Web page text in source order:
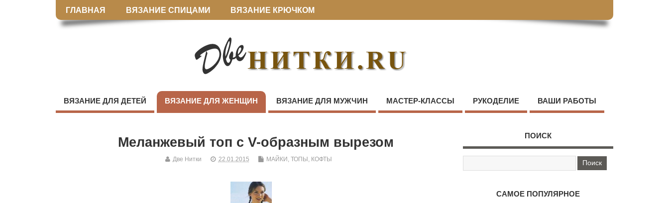
ГЛАВНАЯ ВЯЗАНИЕ СПИЦАМИ ВЯЗАНИЕ КРЮЧКОМ
ВЯЗАНИЕ ДЛЯ ДЕТЕЙ ВЯЗАНИЕ ДЛЯ ЖЕНЩИН ВЯЗАНИЕ ДЛЯ МУЖЧИН МАСТЕР-КЛАССЫ РУКОДЕЛИЕ ВАШИ РАБОТЫ
Меланжевый топ с V-образным вырезом
Две Нитки 22.01.2015 МАЙКИ, ТОПЫ, КОФТЫ
ПОИСК
САМОЕ ПОПУЛЯРНОЕ